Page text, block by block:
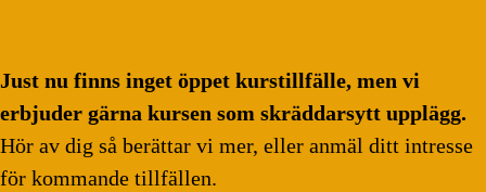
Just nu finns inget öppet kurstillfälle, men vi
erbjuder gärna kursen som skräddarsytt upplägg.
Hör av dig så berättar vi mer, eller anmäl ditt intresse
för kommande tillfällen.